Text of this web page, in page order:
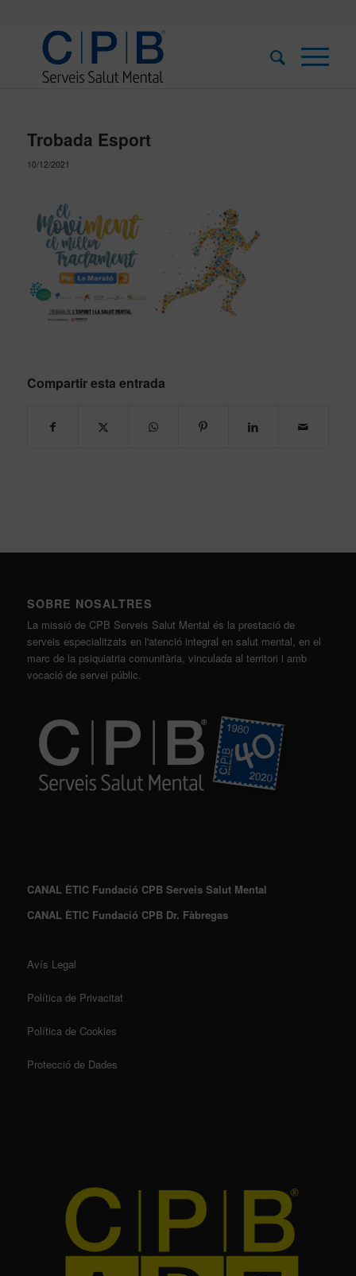
Trobada Esport
10/12/2021
Compartir esta entrada
SOBRE NOSALTRES
La missió de CPB Serveis Salut Mental és la prestació de
serveis especialitzats en l'atenció integral en salut mental, en el
marc de la psiquiatria comunitària, vinculada al territori i amb
vocació de servei públic.
CANAL ÈTIC Fundació CPB Serveis Salut Mental
CANAL ÈTIC Fundació CPB Dr. Fàbregas
Avís Legal
Política de Privacitat
Política de Cookies
Protecció de Dades